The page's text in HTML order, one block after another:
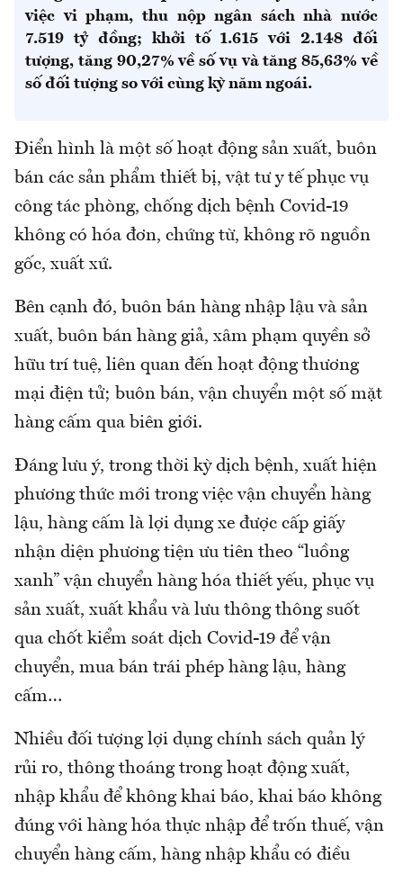
việc vi phạm, thu nộp ngân sách nhà nước
7.519 tỷ đồng; khởi tố 1.615 với 2.148 đối
tượng, tăng 90,27% về số vụ và tăng 85,63% về
số đối tượng so với cùng kỳ năm ngoái.
Điển hình là một số hoạt động sản xuất, buôn
bán các sản phẩm thiết bị, vật tư y tế phục vụ
công tác phòng, chống dịch bệnh Covid-19
không có hóa đơn, chứng từ, không rõ nguồn
gốc, xuất xứ.
Bên cạnh đó, buôn bán hàng nhập lậu và sản
xuất, buôn bán hàng giả, xâm phạm quyền sở
hữu trí tuệ, liên quan đến hoạt động thương
mại điện tử; buôn bán, vận chuyển một số mặt
hàng cấm qua biên giới.
Đáng lưu ý, trong thời kỳ dịch bệnh, xuất hiện
phương thức mới trong việc vận chuyển hàng
lậu, hàng cấm là lợi dụng xe được cấp giấy
nhận diện phương tiện ưu tiên theo “luồng
xanh” vận chuyển hàng hóa thiết yếu, phục vụ
sản xuất, xuất khẩu và lưu thông thông suốt
qua chốt kiểm soát dịch Covid-19 để vận
chuyển, mua bán trái phép hàng lậu, hàng
cấm…
Nhiều đối tượng lợi dụng chính sách quản lý
rủi ro, thông thoáng trong hoạt động xuất,
nhập khẩu để không khai báo, khai báo không
đúng với hàng hóa thực nhập để trốn thuế, vận
chuyển hàng cấm, hàng nhập khẩu có điều